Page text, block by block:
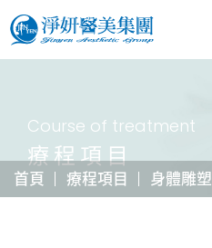
Course of treatment
療程項目
首頁 療程項目 身體雕塑